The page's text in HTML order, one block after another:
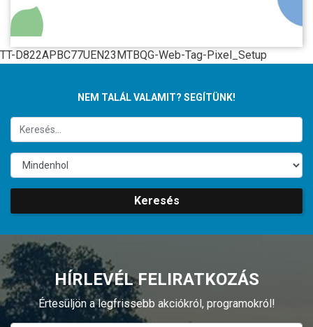
TT-D822APBC77UEN23MTBQG-Web-Tag-Pixel_Setup
NEM TALÁL VALAMIT? SEGÍTÜNK!
Keresés
HÍRLEVÉL FELIRATKOZÁS
Értesüljön a legfrissebb akciókról, programokról!